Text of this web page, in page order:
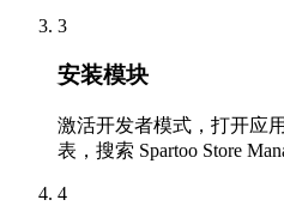
3
安装模块
激活开发者模式，打开应
表，搜索 Spartoo Store
4